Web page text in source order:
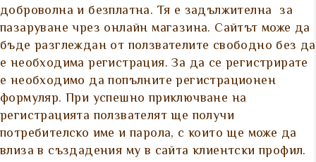
доброволна и безплатна. Тя е задължителна за
пазаруване чрез онлайн магазина. Сайтът може да
бъде разглеждан от ползвателите свободно без да
е необходима регистрация. За да се регистрирате
е необходимо да попълните регистрационен
формуляр. При успешно приключване на
регистрацията ползвателят ще получи
потребителско име и парола, с които ще може да
влиза в създадения му в сайта клиентски профил.